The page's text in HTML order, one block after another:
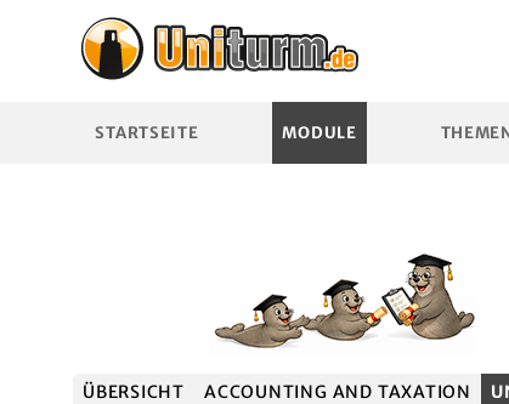
STARTSEITE MODULE
ÜBERSICHT ACCOUNTING AND TAXATION